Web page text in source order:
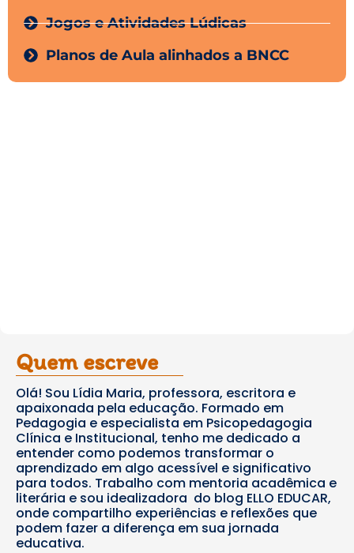
Jogos e Atividades Lúdicas
Planos de Aula alinhados a BNCC
Quem escreve
Olá! Sou Lídia Maria, professora, escritora e
apaixonada pela educação. Formado em
Pedagogia e especialista em Psicopedagogia
Clínica e Institucional, tenho me dedicado a
entender como podemos transformar o
aprendizado em algo acessível e significativo
para todos. Trabalho com mentoria acadêmica e
literária e sou idealizadora do blog ELLO EDUCAR,
onde compartilho experiências e reflexões que
podem fazer a diferença em sua jornada
educativa.